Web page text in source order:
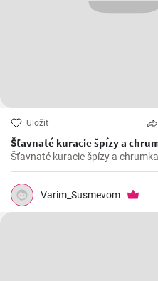
Uložiť
Šťavnaté kuracie špízy a
Šťavnaté kuracie špízy a
Varim_Susmevom